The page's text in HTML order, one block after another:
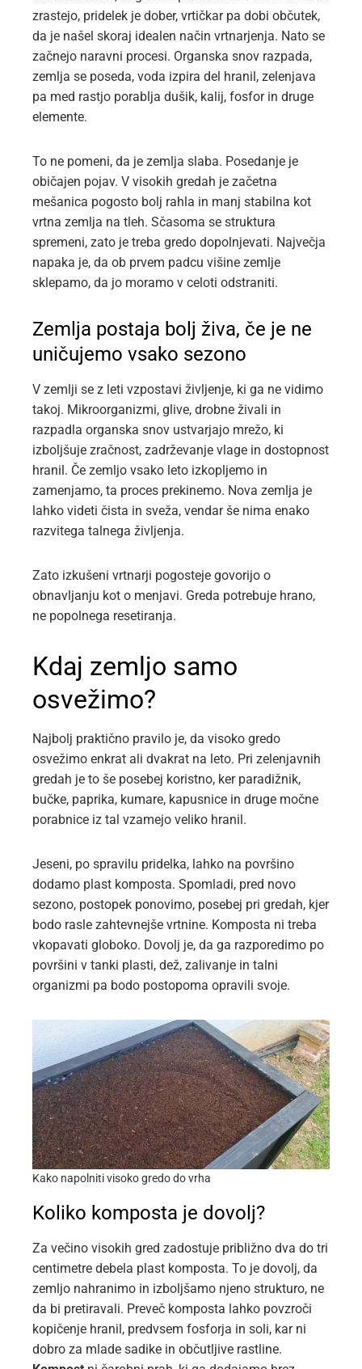
zrastejo, pridelek je dober, vrtičkar pa dobi občutek,
da je našel skoraj idealen način vrtnarjenja. Nato se
začnejo naravni procesi. Organska snov razpada,
zemlja se poseda, voda izpira del hranil, zelenjava
pa med rastjo porablja dušik, kalij, fosfor in druge
elemente.
To ne pomeni, da je zemlja slaba. Posedanje je
običajen pojav. V visokih gredah je začetna
mešanica pogosto bolj rahla in manj stabilna kot
vrtna zemlja na tleh. Sčasoma se struktura
spremeni, zato je treba gredo dopolnjevati. Največja
napaka je, da ob prvem padcu višine zemlje
sklepamo, da jo moramo v celoti odstraniti.
Zemlja postaja bolj živa, če je ne
uničujemo vsako sezono
V zemlji se z leti vzpostavi življenje, ki ga ne vidimo
takoj. Mikroorganizmi, glive, drobne živali in
razpadla organska snov ustvarjajo mrežo, ki
izboljšuje zračnost, zadrževanje vlage in dostopnost
hranil. Če zemljo vsako leto izkopljemo in
zamenjamo, ta proces prekinemo. Nova zemlja je
lahko videti čista in sveža, vendar še nima enako
razvitega talnega življenja.
Zato izkušeni vrtnarji pogosteje govorijo o
obnavljanju kot o menjavi. Greda potrebuje hrano,
ne popolnega resetiranja.
Kdaj zemljo samo
osvežimo?
Najbolj praktično pravilo je, da visoko gredo
osvežimo enkrat ali dvakrat na leto. Pri zelenjavnih
gredah je to še posebej koristno, ker paradižnik,
bučke, paprika, kumare, kapusnice in druge močne
porabnice iz tal vzamejo veliko hranil.
Jeseni, po spravilu pridelka, lahko na površino
dodamo plast komposta. Spomladi, pred novo
sezono, postopek ponovimo, posebej pri gredah, kjer
bodo rasle zahtevnejše vrtnine. Komposta ni treba
vkopavati globoko. Dovolj je, da ga razporedimo po
površini v tanki plasti, dež, zalivanje in talni
organizmi pa bodo postopoma opravili svoje.
Kako napolniti visoko gredo do vrha
Koliko komposta je dovolj?
Za večino visokih gred zadostuje približno dva do tri
centimetre debela plast komposta. To je dovolj, da
zemljo nahranimo in izboljšamo njeno strukturo, ne
da bi pretiravali. Preveč komposta lahko povzroči
kopičenje hranil, predvsem fosforja in soli, kar ni
dobro za mlade sadike in občutljive rastline.